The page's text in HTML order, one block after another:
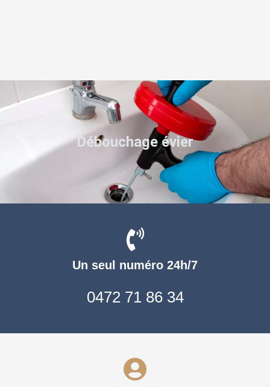
Un seul numéro 24h/7
0472 71 86 34
Débouchage évier